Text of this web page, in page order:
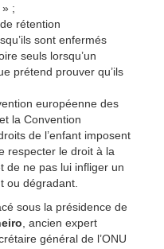
;
rétention
sont enfermés
seuls lorsqu’un
prétend prouver qu’ils
européenne des
la Convention
de l’enfant imposent
respecter le droit à la
de ne pas lui infliger un
ou dégradant.
sous la présidence de
, ancien expert
général de l’ONU